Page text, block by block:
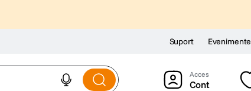
Suport Evenimente
Cont